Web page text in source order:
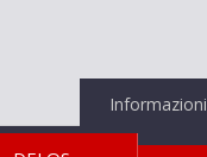
Informazioni